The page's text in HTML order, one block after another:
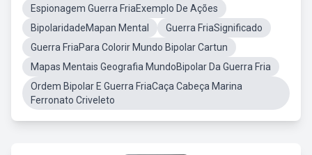
Espionagem Guerra FriaExemplo De Ações
BipolaridadeMapan Mental
Guerra FriaSignificado
Guerra FriaPara Colorir Mundo Bipolar Cartun
Mapas Mentais Geografia MundoBipolar Da Guerra Fria
Ordem Bipolar E Guerra FriaCaça Cabeça Marina
Ferronato Criveleto